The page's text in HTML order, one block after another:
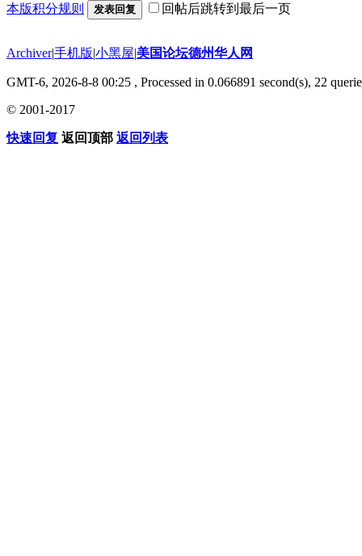
本版积分规则 发表回复 回帖后跳转到最后一页
Archiver|手机版|小黑屋|美国论坛德州华人网
GMT-6, 2026-8-8 00:25 , Processed in 0.066891 second(s), 22
© 2001-2017
快速回复 返回顶部 返回列表